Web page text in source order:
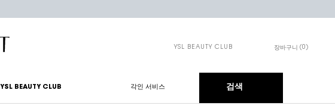
YSL BEAUTY CLUB 장바구니 0
YSL BEAUTY CLUB 각인 서비스 검색